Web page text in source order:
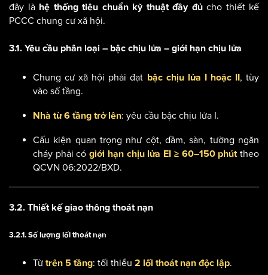
đây là hệ thống tiêu chuẩn kỹ thuật đầy đủcho thiết kế
PCCC chung cư xã hội.
3.1. Yêu cầu phân loại – bậc chịu lửa – giới hạn chịu lửa
Chung cư xã hội phải đạt bậc chịu lửa I hoặc II, tùy
vào số tầng.
Nhà từ 6 tầng trở lên: yêu cầu bậc chịu lửa I.
Cấu kiện quan trọng như cột, dầm, sàn, tường ngăn
cháy phải cógiới hạn chịu lửa EI ≥ 60–150 phúttheo
QCVN 06:2022/BXD.
3.2. Thiết kế giao thông thoát nạn
3.2.1. Số lượng lối thoát nạn
Từ trên 5 tầng: tối thiểu 2 lối thoát nạn độc lập.